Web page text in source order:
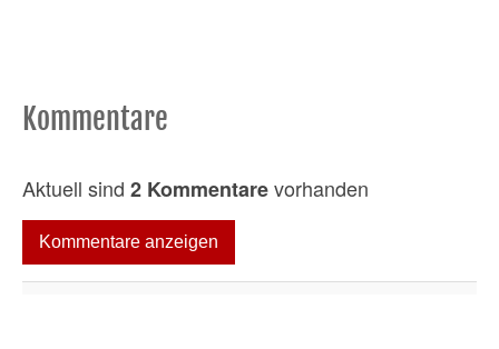
Kommentare
Aktuell sind 2 Kommentarevorhanden
Kommentare anzeigen